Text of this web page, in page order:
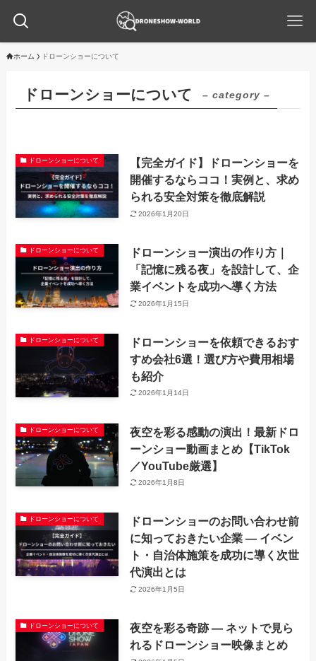
ホーム ドローンショーについて
ドローンショーについて – category –
ドローンショーについて
【完全ガイド】ドローンショーを
開催するならココ！実例と、求め
られる安全対策を徹底解説
2026年1月20日
ドローンショーについて
ドローンショー演出の作り方｜
「記憶に残る夜」を設計して、企
業イベントを成功へ導く方法
2026年1月15日
ドローンショーについて
ドローンショーを依頼できるおす
すめ会社6選！選び方や費用相場
も紹介
2026年1月14日
ドローンショーについて
夜空を彩る感動の演出！最新ドロ
ーンショー動画まとめ【TikTok
／YouTube厳選】
2026年1月8日
ドローンショーについて
ドローンショーのお問い合わせ前
に知っておきたい企業 ― イベン
ト・自治体施策を成功に導く次世
代演出とは
2026年1月5日
ドローンショーについて
夜空を彩る奇跡 — ネットで見ら
れるドローンショー映像まとめ